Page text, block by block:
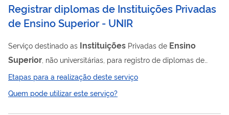
mantenedoras que tiveram seus requerimentos aprovados
podem usar certificados emitidos pelo...
Registrar diplomas de Instituições Privadas
de Ensino Superior - UNIR
Serviço destinado as Instituições Privadas de Ensino
Superior , não universitárias, para registro de diplomas de
graduação para que estes tenham validade em todo território
nacional.
Etapas para a realização deste serviço
Quem pode utilizar este serviço?